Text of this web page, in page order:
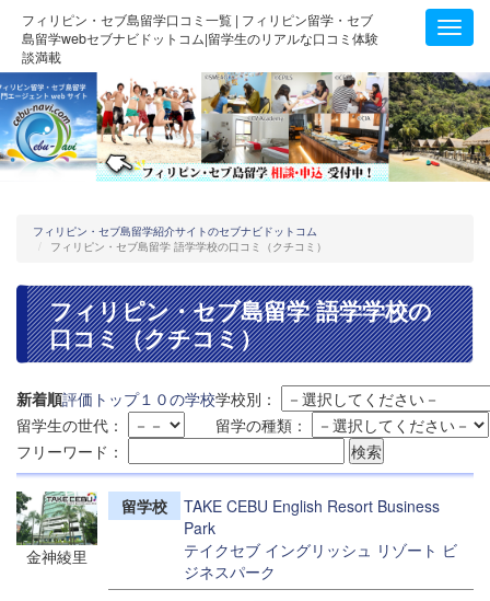
フィリピン・セブ島留学口コミ一覧 | フィリピン留学・セブ
島留学webセブナビドットコム|留学生のリアルな口コミ体験
談満載
フィリピン・セブ島留学紹介サイトのセブナビドットコム
フィリピン・セブ島留学 語学学校の口コミ（クチコミ）
フィリピン・セブ島留学 語学学校の
口コミ（クチコミ）
新着順評価トップ１０の学校学校別：
留学生の世代：
留学の種類：
フリーワード：
金神綾里
留学校
TAKE CEBU English Resort Business
Park
テイクセブ イングリッシュ リゾート ビ
ジネスパーク